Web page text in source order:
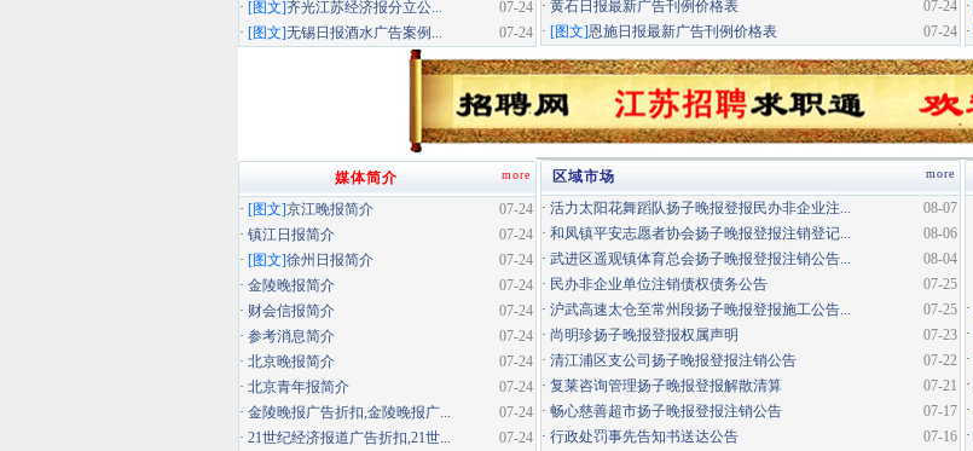
07-24
· 黄石日报最新广告刊例价格表
07-24
· [图文]恩施日报最新广告刊例价格表
·
·
07-24
· [图文]齐光江苏经济报分立公...
07-24
· [图文]无锡日报酒水广告案例...
more
区域市场
08-07
· 活力太阳花舞蹈队扬子晚报登报民办非企业注...
08-06
· 和凤镇平安志愿者协会扬子晚报登报注销登记...
08-04
· 武进区遥观镇体育总会扬子晚报登报注销公告...
07-25
· 民办非企业单位注销债权债务公告
07-25
· 沪武高速太仓至常州段扬子晚报登报施工公告...
07-23
· 尚明珍扬子晚报登报权属声明
07-22
· 清江浦区支公司扬子晚报登报注销公告
07-21
· 复莱咨询管理扬子晚报登报解散清算
07-17
· 畅心慈善超市扬子晚报登报注销公告
07-16
· 行政处罚事先告知书送达公告
·
·
·
·
·
·
more
媒体简介
07-24
· [图文]京江晚报简介
07-24
· 镇江日报简介
07-24
· [图文]徐州日报简介
07-24
· 金陵晚报简介
07-24
· 财会信报简介
07-24
· 参考消息简介
07-24
· 北京晚报简介
07-24
· 北京青年报简介
07-24
· 金陵晚报广告折扣,金陵晚报广...
07-24
· 21世纪经济报道广告折扣,21世...